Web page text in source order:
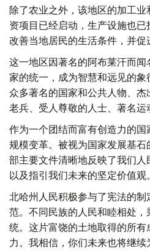
除了农业之外，该地区的加工
资项目已经启动，生产设施也
改善当地居民的生活条件，并促
这一地区因著名的阿布莱汗而
家的统一，成为智慧和远见的
众多著名的国家和公共人物、
老兵、受人尊敬的人士、著名运
作为一个团结而富有创造力的
规模变革。被视为国家发展基
部主要文件清晰地反映了我们人
以及指引我们未来的坚定价值观。
北哈州人民积极参与了宪法的
范。不同民族的人民和睦相处
统。这片富饶的土地取得的所
力。我相信，你们未来也将继